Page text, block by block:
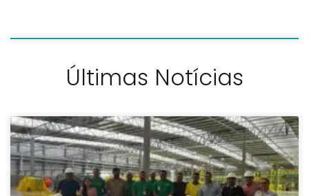
Últimas Notícias